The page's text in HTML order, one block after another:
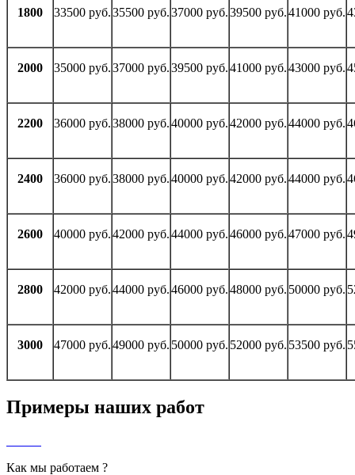
1800 33500 руб.35500 руб.37000 руб.39500 руб.41000 руб.
2000 35000 руб.37000 руб.39500 руб.41000 руб.43000 руб.
2200 36000 руб.38000 руб.40000 руб.42000 руб.44000 руб.
2400 36000 руб.38000 руб.40000 руб.42000 руб.44000 руб.
2600 40000 руб.42000 руб.44000 руб.46000 руб.47000 руб.
2800 42000 руб.44000 руб.46000 руб.48000 руб. 50000 руб.
3000 47000 руб.49000 руб. 50000 руб. 52000 руб. 53500 руб.
Примеры наших работ
Как мы работаем ?